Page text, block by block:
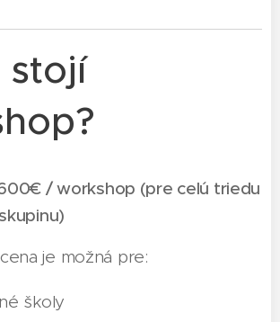
stojí
/ workshop (pre celú triedu
je možná pre:
školy